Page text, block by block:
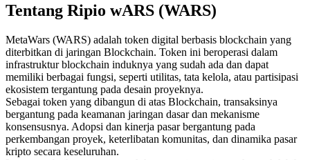
Copy Trading
Bergabunglah dengan pedagang top
Tentang Ripio wARS (WARS)
MetaWars (WARS) adalah token digital berbasis blockchain yang
diterbitkan di jaringan Blockchain. Token ini beroperasi dalam
infrastruktur blockchain induknya yang sudah ada dan dapat
memiliki berbagai fungsi, seperti utilitas, tata kelola, atau partisipasi
ekosistem tergantung pada desain proyeknya.
Sebagai token yang dibangun di atas Blockchain, transaksinya
bergantung pada keamanan jaringan dasar dan mekanisme
konsensusnya. Adopsi dan kinerja pasar bergantung pada
perkembangan proyek, keterlibatan komunitas, dan dinamika pasar
kripto secara keseluruhan.